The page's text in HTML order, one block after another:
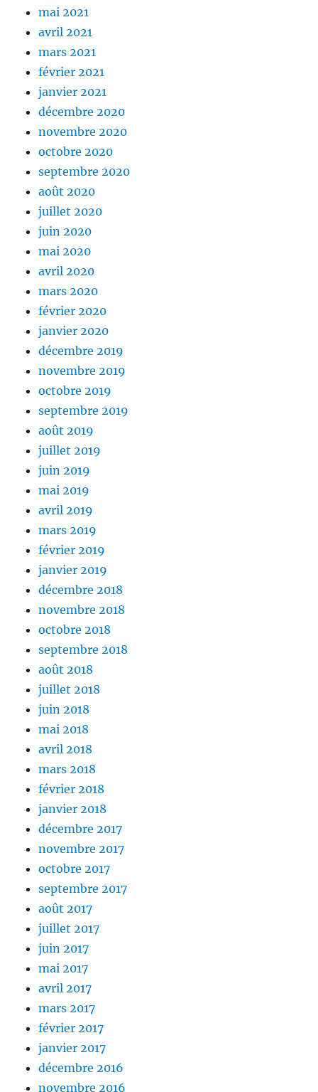
mai 2021
avril 2021
mars 2021
février 2021
janvier 2021
décembre 2020
novembre 2020
octobre 2020
septembre 2020
août 2020
juillet 2020
juin 2020
mai 2020
avril 2020
mars 2020
février 2020
janvier 2020
décembre 2019
novembre 2019
octobre 2019
septembre 2019
août 2019
juillet 2019
juin 2019
mai 2019
avril 2019
mars 2019
février 2019
janvier 2019
décembre 2018
novembre 2018
octobre 2018
septembre 2018
août 2018
juillet 2018
juin 2018
mai 2018
avril 2018
mars 2018
février 2018
janvier 2018
décembre 2017
novembre 2017
octobre 2017
septembre 2017
août 2017
juillet 2017
juin 2017
mai 2017
avril 2017
mars 2017
février 2017
janvier 2017
décembre 2016
novembre 2016